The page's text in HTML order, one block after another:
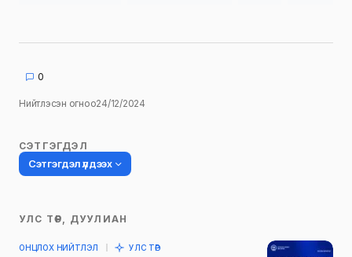
0
Нийтлэсэн огноо24/12/2024
СЭТГЭГДЭЛ
Сэтгэгдэл үлдээх
Таны имэйл хаягийг нийтлэхгүй.
УЛС ТӨР, ДУУЛИАН
ОНЦЛОХ НИЙТЛЭЛ УЛС ТӨР